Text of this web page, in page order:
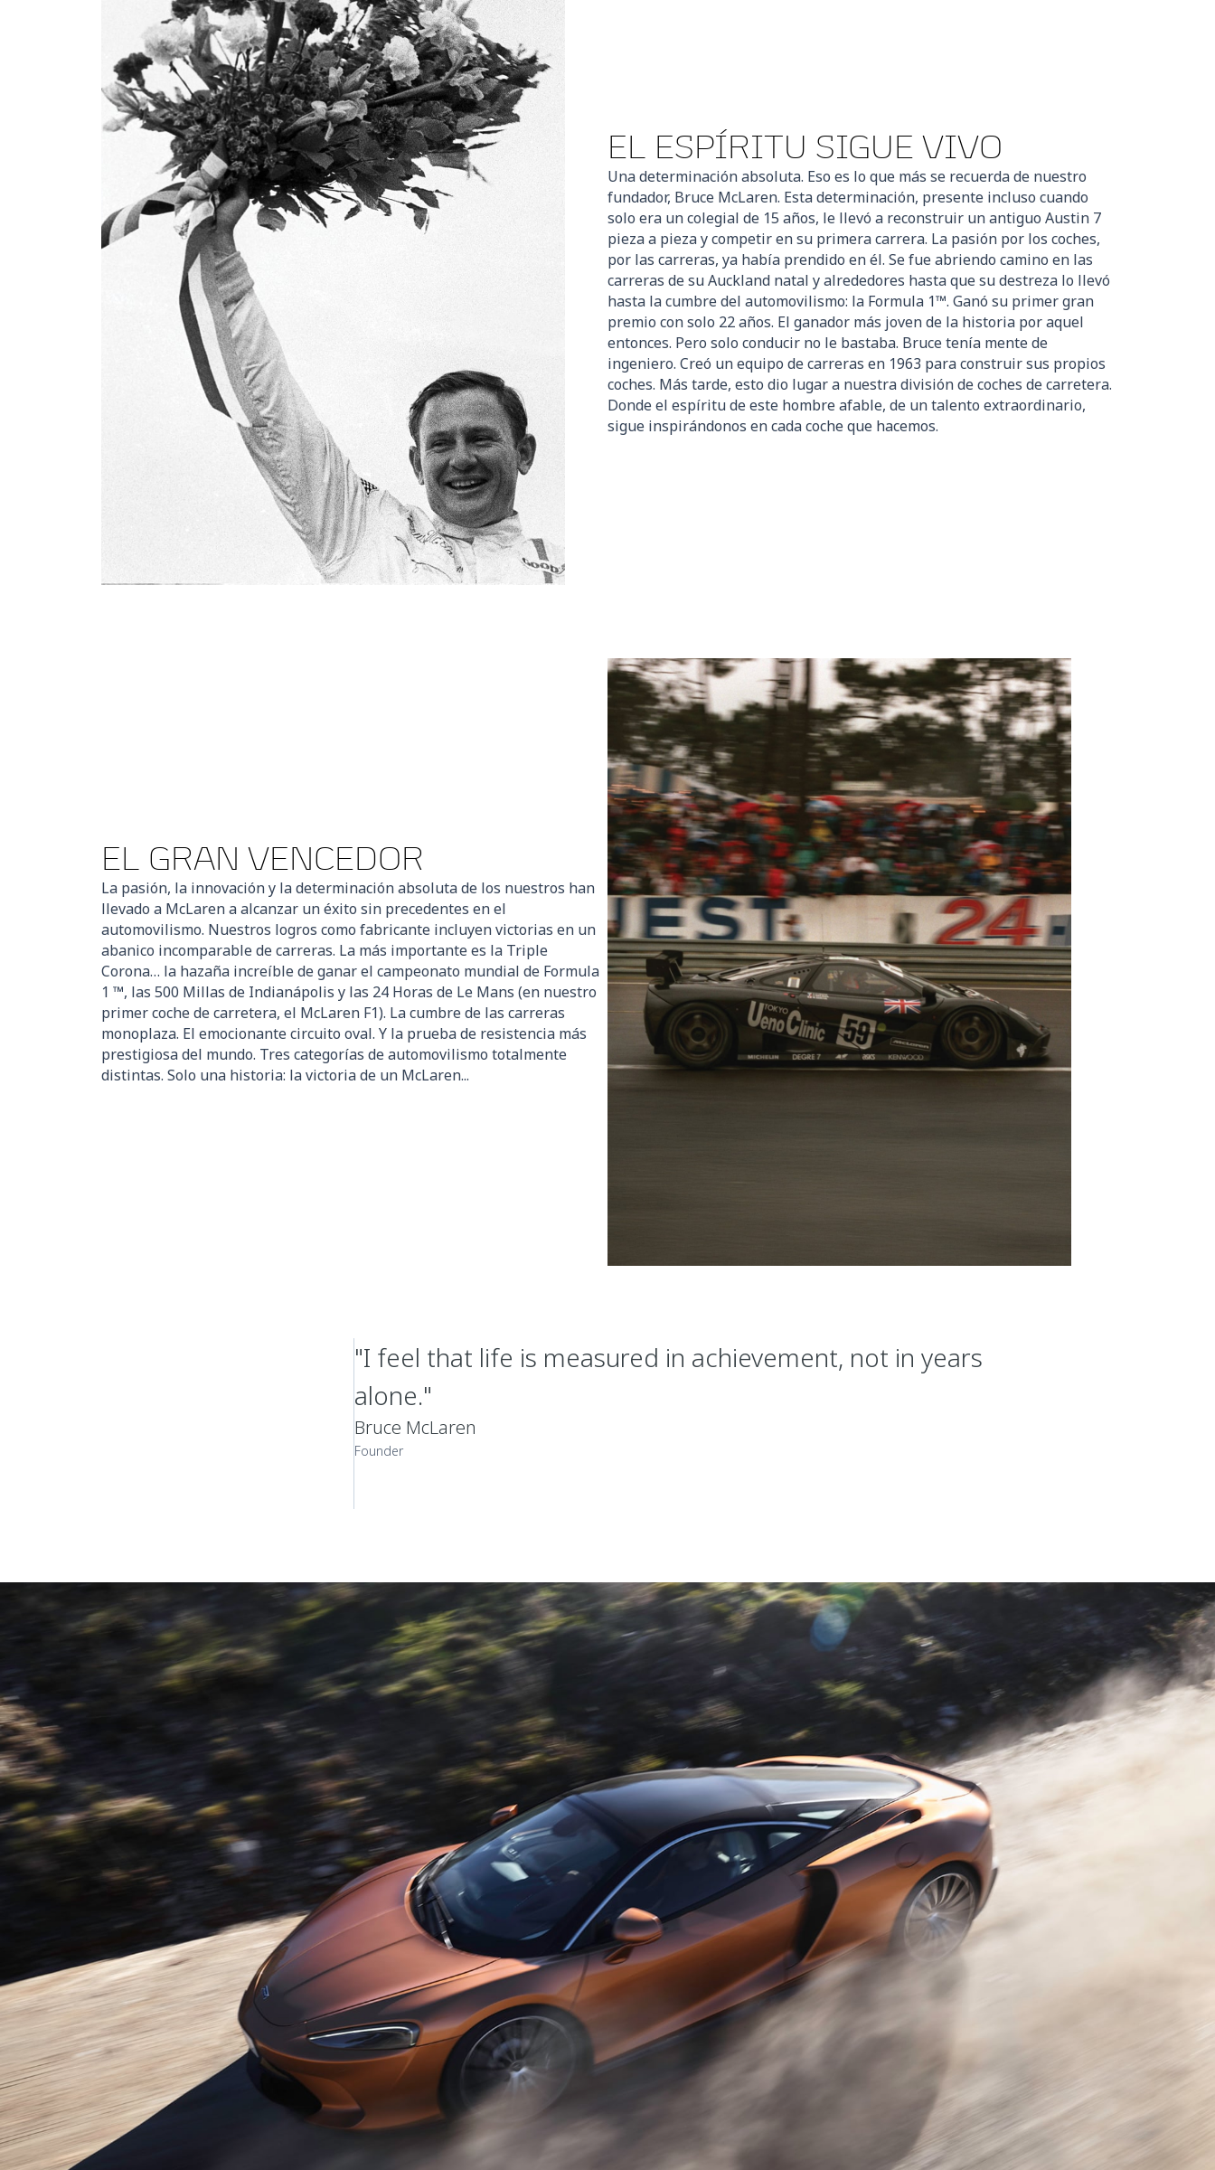
EL ESPÍRITU SIGUE VIVO
Una determinación absoluta. Eso es lo que más se recuerda de nuestro
fundador, Bruce McLaren. Esta determinación, presente incluso cuando
solo era un colegial de 15 años, le llevó a reconstruir un antiguo Austin 7
pieza a pieza y competir en su primera carrera. La pasión por los coches,
por las carreras, ya había prendido en él. Se fue abriendo camino en las
carreras de su Auckland natal y alrededores hasta que su destreza lo llevó
hasta la cumbre del automovilismo: la Formula 1™. Ganó su primer gran
premio con solo 22 años. El ganador más joven de la historia por aquel
entonces. Pero solo conducir no le bastaba. Bruce tenía mente de
ingeniero. Creó un equipo de carreras en 1963 para construir sus propios
coches. Más tarde, esto dio lugar a nuestra división de coches de carretera.
Donde el espíritu de este hombre afable, de un talento extraordinario,
sigue inspirándonos en cada coche que hacemos.
EL GRAN VENCEDOR
La pasión, la innovación y la determinación absoluta de los nuestros han
llevado a McLaren a alcanzar un éxito sin precedentes en el
automovilismo. Nuestros logros como fabricante incluyen victorias en un
abanico incomparable de carreras. La más importante es la Triple
Corona… la hazaña increíble de ganar el campeonato mundial de Formula
1 ™, las 500 Millas de Indianápolis y las 24 Horas de Le Mans (en nuestro
primer coche de carretera, el McLaren F1). La cumbre de las carreras
monoplaza. El emocionante circuito oval. Y la prueba de resistencia más
prestigiosa del mundo. Tres categorías de automovilismo totalmente
distintas. Solo una historia: la victoria de un McLaren...
"I feel that life is measured in achievement, not in years
alone."
Bruce McLaren
Founder